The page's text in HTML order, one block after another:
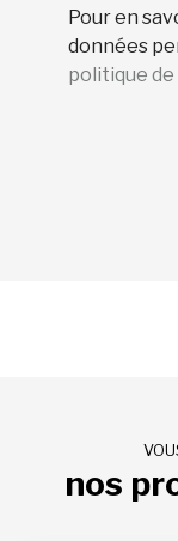
Pour en
données
politique
nos